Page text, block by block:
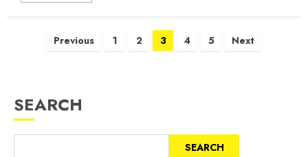
Previous 1 2 3 4 5 Next
SEARCH
SEARCH